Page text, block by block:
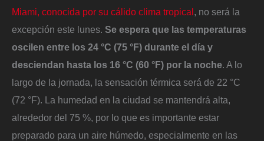
Miami, conocida por su cálido clima tropical, no será la
excepción este lunes. Se espera que las temperaturas
oscilen entre los 24 °C (75 °F) durante el día y
desciendan hasta los 16 °C (60 °F) por la noche. A lo
largo de la jornada, la sensación térmica será de 22 °C
(72 °F). La humedad en la ciudad se mantendrá alta,
alrededor del 75 %, por lo que es importante estar
preparado para un aire húmedo, especialmente en las